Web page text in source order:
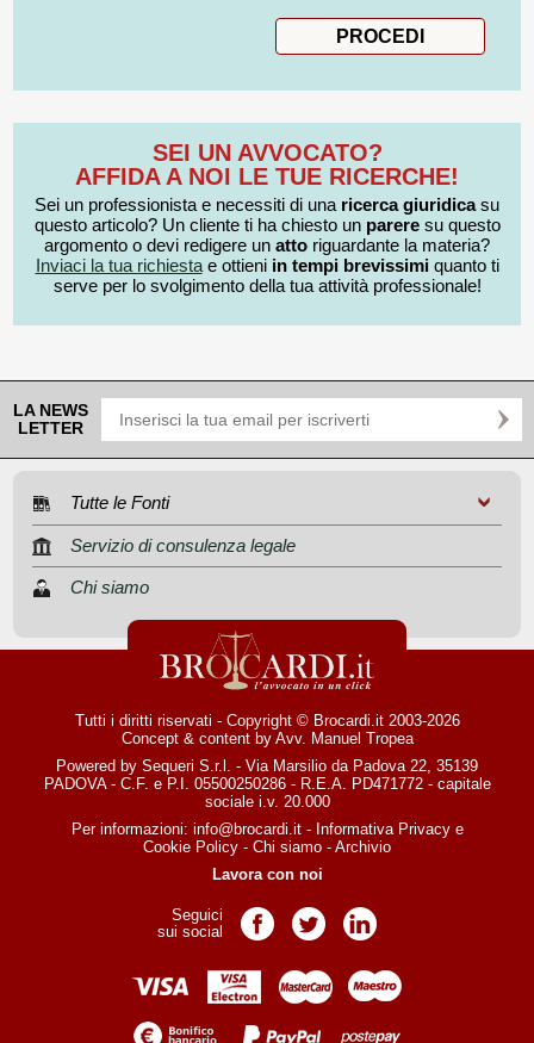
SEI UN AVVOCATO?
AFFIDA A NOI LE TUE RICERCHE!
Sei un professionista e necessiti di una ricerca giuridicasu
questo articolo? Un cliente ti ha chiesto un pareresu questo
argomento o devi redigere un atto riguardante la materia?
Inviaci la tua richiestae ottieni in tempi brevissimiquanto ti
serve per lo svolgimento della tua attività professionale!
LA NEWS
LETTER
Tutte le Fonti
Servizio di consulenza legale
Chi siamo
Tutti i diritti riservati - Copyright © Brocardi.it 2003-2026
Concept & content by Avv. Manuel Tropea
Powered by Sequeri S.r.l. - Via Marsilio da Padova 22, 35139
PADOVA - C.F. e P.I. 05500250286 - R.E.A. PD471772 - capitale
sociale i.v. 20.000
Per informazioni: info@brocardi.it- Informativa Privacye
Cookie Policy - Chi siamo - Archivio
Lavora con noi
Seguici
sui social
Pagina Facebook
Pagina TwitterPagina LinkedIn